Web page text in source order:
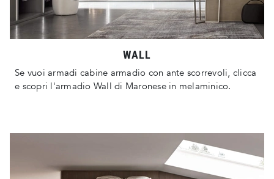
WALL
Se vuoi armadi cabine armadio con ante scorrevoli, clicca
e scopri l'armadio Wall di Maronese in melaminico.